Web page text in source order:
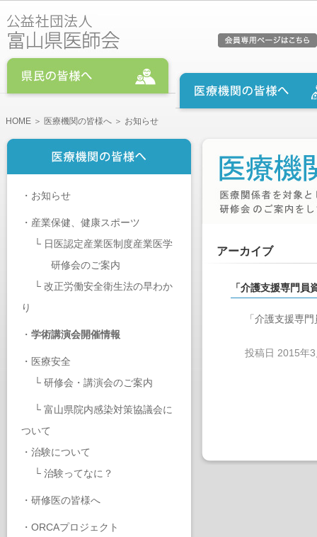
HOME ＞ 医療機関の皆様へ ＞ お知らせ
・ お知らせ
・ 産業保健、健康スポーツ
└ 日医認定産業医制度産業医学
研修会のご案内
└ 改正労働安全衛生法の早わか
り
・ 学術講演会開催情報
・ 医療安全
└ 研修会・講演会のご案内
└ 富山県院内感染対策協議会に
ついて
・ 治験について
└ 治験ってなに？
・ 研修医の皆様へ
・ ORCAプロジェクト
アーカイブ
「介護支援専門
「介護支援専
投稿日 2015年